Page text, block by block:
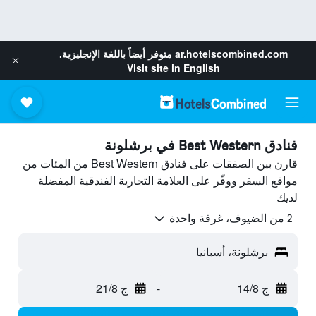
ar.hotelscombined.com متوفر أيضاً باللغة الإنجليزية.
Visit site in English
فنادق Best Western في برشلونة
قارن بين الصفقات على فنادق Best Western من المئات من
مواقع السفر ووفّر على العلامة التجارية الفندقية المفضلة
لديك
2 من الضيوف، غرفة واحدة
برشلونة، أسبانيا
ج 14/8 - ج 21/8